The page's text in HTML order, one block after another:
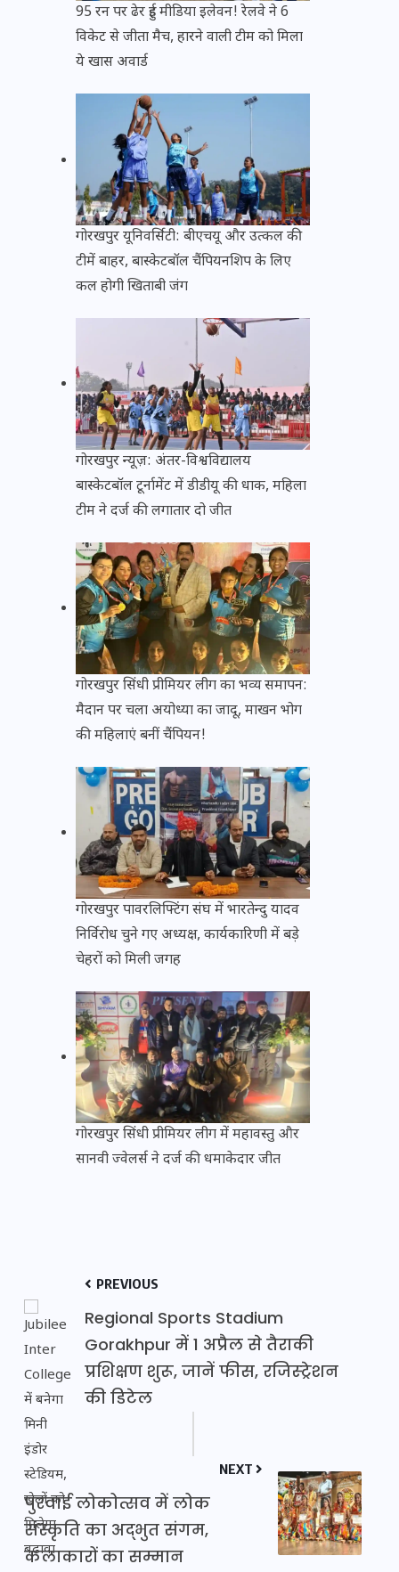
95 रन पर ढेर हुई मीडिया इलेवन! रेलवे ने 6
विकेट से जीता मैच, हारने वाली टीम को मिला
ये खास अवार्ड
गोरखपुर यूनिवर्सिटी: बीएचयू और उत्कल की
टीमें बाहर, बास्केटबॉल चैंपियनशिप के लिए
कल होगी खिताबी जंग
गोरखपुर न्यूज़: अंतर-विश्वविद्यालय
बास्केटबॉल टूर्नामेंट में डीडीयू की धाक, महिला
टीम ने दर्ज की लगातार दो जीत
गोरखपुर सिंधी प्रीमियर लीग का भव्य समापन:
मैदान पर चला अयोध्या का जादू, माखन भोग
की महिलाएं बनीं चैंपियन!
गोरखपुर पावरलिफ्टिंग संघ में भारतेन्दु यादव
निर्विरोध चुने गए अध्यक्ष, कार्यकारिणी में बड़े
चेहरों को मिली जगह
गोरखपुर सिंधी प्रीमियर लीग में महावस्तु और
सानवी ज्वेलर्स ने दर्ज की धमाकेदार जीत
PREVIOUS
Regional Sports Stadium
Gorakhpur में 1 अप्रैल से तैराकी
प्रशिक्षण शुरू, जानें फीस, रजिस्ट्रेशन
की डिटेल
NEXT
पुरवाई लोकोत्सव में लोक
संस्कृति का अद्भुत संगम,
कलाकारों का सम्मान